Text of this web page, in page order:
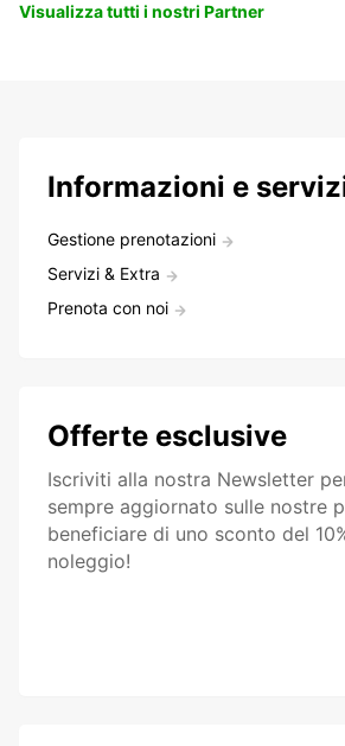
Visualizza tutti i nostri Partner
Informazioni e
Gestione prenotazioni
Servizi & Extra
Prenota con noi
Offerte esclusive
Iscriviti alla nostra Newsletter
sempre aggiornato sulle nostre
beneficiare di uno sconto del
noleggio!